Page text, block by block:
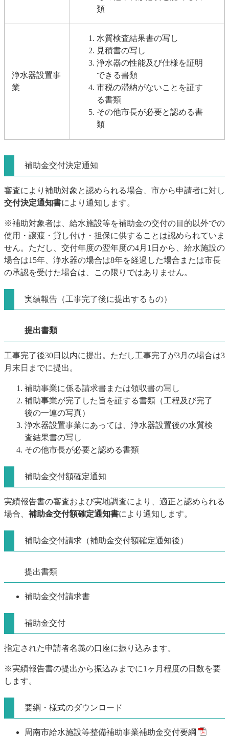
類
浄水器設置事
業
水質検査結果書の写し
見積書の写し
浄水器の性能及び仕様を証明
できる書類
市税の滞納がないことを証す
る書類
その他市長が必要と認める書
類
補助金交付決定通知
審査により補助対象と認められる場合、市から申請者に対し
交付決定通知書により通知します。
※補助対象者は、給水施設等を補助金の交付の目的以外での
使用・譲渡・貸し付け・担保に供することは認められていま
せん。ただし、交付年度の翌年度の4月1日から、給水施設の
場合は15年、浄水器の場合は8年を経過した場合または市長
の承認を受けた場合は、この限りではありません。
実績報告（工事完了後に提出するもの）
提出書類
工事完了後30日以内に提出。ただし工事完了が3月の場合は3
月末日までに提出。
補助事業に係る請求書または領収書の写し
補助事業が完了した旨を証する書類（工程及び完了
後の一連の写真）
浄水器設置事業にあっては、浄水器設置後の水質検
査結果書の写し
その他市長が必要と認める書類
補助金交付額確定通知
実績報告書の審査および実地調査により、適正と認められる
場合、 補助金交付額確定通知書により通知します。
補助金交付請求（補助金交付額確定通知後）
提出書類
補助金交付請求書
補助金交付
指定された申請者名義の口座に振り込みます。
※実績報告書の提出から振込みまでに1ヶ月程度の日数を要
します。
要綱・様式のダウンロード
周南市給水施設等整備補助事業補助金交付要綱